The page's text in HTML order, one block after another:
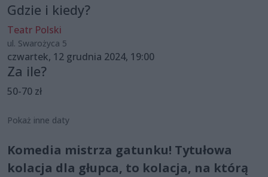
Gdzie i kiedy?
Teatr Polski
ul. Swarożyca 5
czwartek, 12 grudnia 2024, 19:00
Za ile?
50-70 zł
Pokaż inne daty
Komedia mistrza gatunku! Tytułowa
kolacja dla głupca, to kolacja, na którą